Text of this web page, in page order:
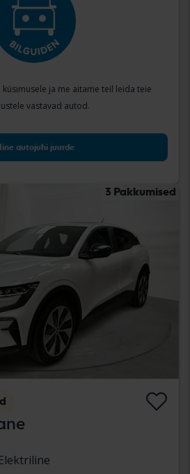
ja me aitame teil leida teie
vastavad autod.
autojuhi juurde
3 Pakkumised
Elektriline